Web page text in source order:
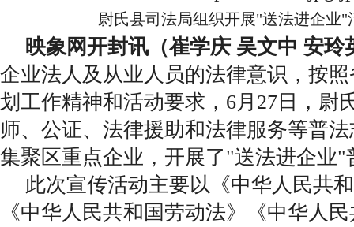
尉氏县司法局组织开展"送法进企业"
映象网开封讯（崔学庆 吴文中 安玲
企业法人及从业人员的法律意识，按
划工作精神和活动要求，6月27日，尉
师、公证、法律援助和法律服务等普
集聚区重点企业，开展了"送法进企业"
此次宣传活动主要以《中华人民共
《中华人民共和国劳动法》《中华人